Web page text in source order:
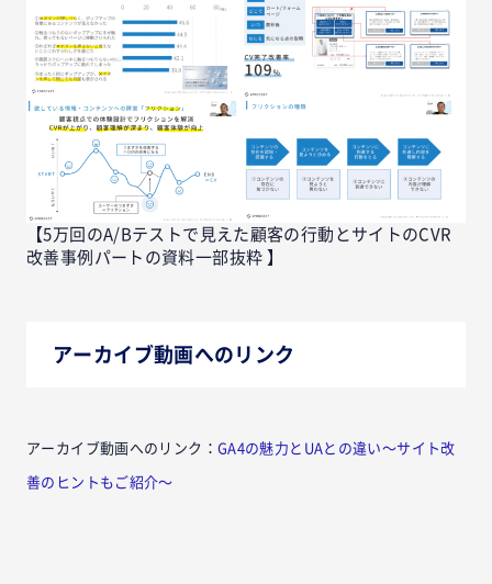
【5万回のA/Bテストで見えた顧客の行動とサイトのCVR
改善事例パートの資料一部抜粋 】
アーカイブ動画へのリンク
アーカイブ動画へのリンク： GA4の魅力とUAとの違い〜サイト改
善のヒントもご紹介〜